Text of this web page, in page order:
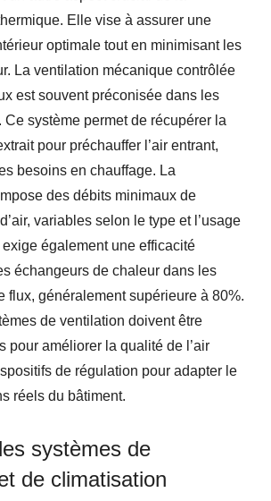
Elle vise à assurer une
optimale tout en minimisant les
La ventilation mécanique contrôlée
est souvent préconisée dans les
Ce système permet de récupérer la
pour préchauffer l’air entrant,
besoins en chauffage. La
des débits minimaux de
variables selon le type et l’usage
également une efficacité
échangeurs de chaleur dans les
flux, généralement supérieure à 80%.
de ventilation doivent être
pour améliorer la qualité de l’air
de régulation pour adapter le
réels du bâtiment.
systèmes de
de climatisation